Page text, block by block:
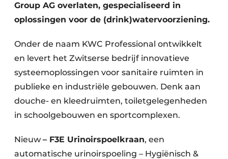
Ventilatie
Group AG overlaten, gespecialiseerd in
oplossingen voor de (drink)watervoorziening.
Onder de naam KWC Professional ontwikkelt
en levert het Zwitserse bedrijf innovatieve
systeemoplossingen voor sanitaire ruimten in
publieke en industriële gebouwen. Denk aan
douche- en kleedruimten, toiletgelegenheden
in schoolgebouwen en sportcomplexen.
Nieuw – F3E Urinoirspoelkraan, een
automatische urinoirspoeling – Hygiënisch &